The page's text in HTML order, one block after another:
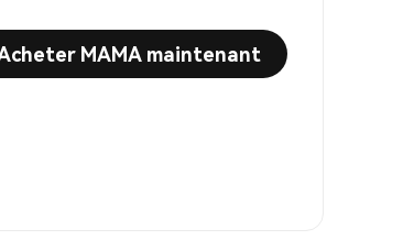
MAMA maintenant